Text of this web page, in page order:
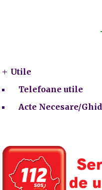
Utile
Telefoane utile
Acte Necesare/Ghid